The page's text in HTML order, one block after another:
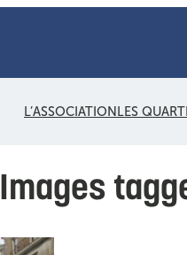
L’ASSOCIATIONLES
Images